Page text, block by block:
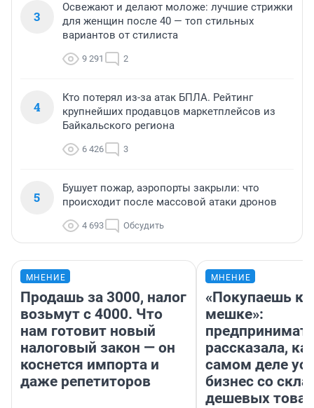
3
Освежают и делают моложе: лучшие стрижки
для женщин после 40 — топ стильных
вариантов от стилиста
9 291 2
4
Кто потерял из-за атак БПЛА. Рейтинг
крупнейших продавцов маркетплейсов из
Байкальского региона
6 426 3
5
Бушует пожар, аэропорты закрыли: что
происходит после массовой атаки дронов
4 693 Обсудить
МНЕНИЕ
Продашь за 3000, налог
возьмут с 4000. Что
нам готовит новый
налоговый закон — он
коснется импорта и
даже репетиторов
МНЕНИЕ
«Покупаешь
мешке»:
рассказала,
самом деле
бизнес со
дешевых